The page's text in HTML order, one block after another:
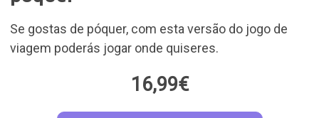
Se gostas de póquer, com esta versão do jogo de
viagem poderás jogar onde quiseres.
16,99€